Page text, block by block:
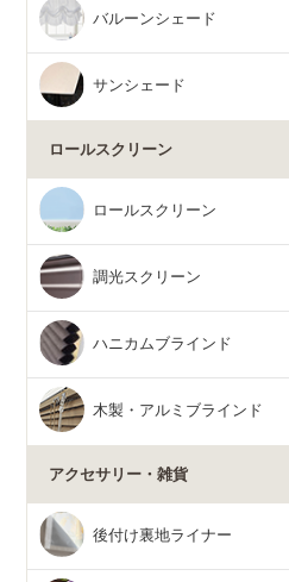
バルーンシェード
サンシェード
ロールスクリーン
ロールスクリーン
調光スクリーン
ハニカムブラインド
木製・アルミブラインド
アクセサリー・雑貨
後付け裏地ライナー